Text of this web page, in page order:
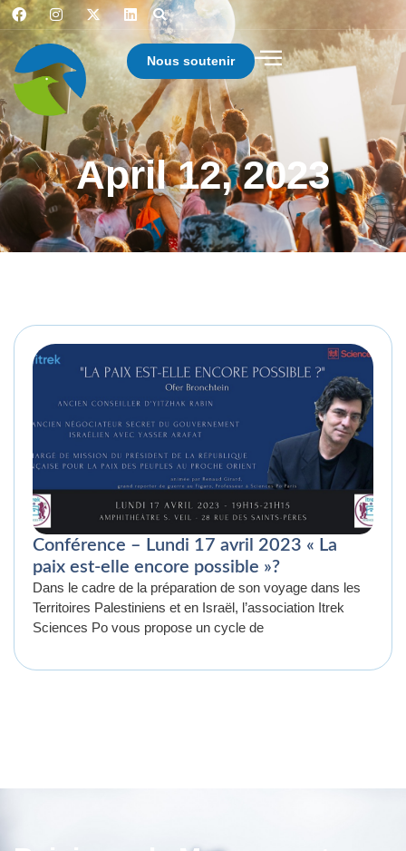
Nous soutenir
April 12, 2023
Conférence – Lundi 17 avril 2023 « La
paix est-elle encore possible »?
Dans le cadre de la préparation de son voyage dans les
Territoires Palestiniens et en Israël, l’association Itrek
Sciences Po vous propose un cycle de